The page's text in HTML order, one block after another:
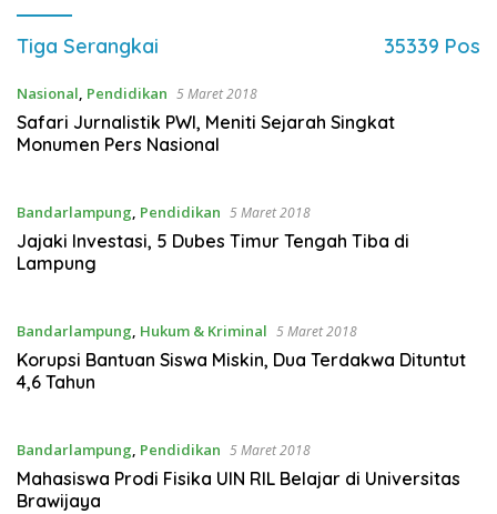
Tiga Serangkai 35339 Pos
Nasional, Pendidikan 5 Maret 2018
Safari Jurnalistik PWI, Meniti Sejarah Singkat
Monumen Pers Nasional
Bandarlampung, Pendidikan 5 Maret 2018
Jajaki Investasi, 5 Dubes Timur Tengah Tiba di
Lampung
Bandarlampung, Hukum & Kriminal 5 Maret 2018
Korupsi Bantuan Siswa Miskin, Dua Terdakwa Dituntut
4,6 Tahun
Bandarlampung, Pendidikan 5 Maret 2018
Mahasiswa Prodi Fisika UIN RIL Belajar di Universitas
Brawijaya